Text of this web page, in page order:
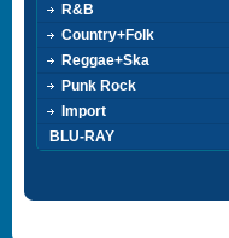
R&B
Country+Folk
Reggae+Ska
Punk Rock
Import
BLU-RAY